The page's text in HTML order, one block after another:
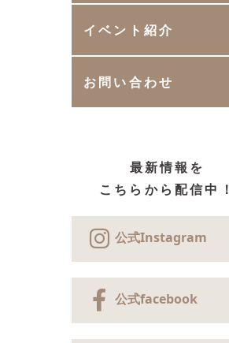
イベント紹介
お問い合わせ
最新情報を
こちらから配信中！
公式Instagram
公式facebook